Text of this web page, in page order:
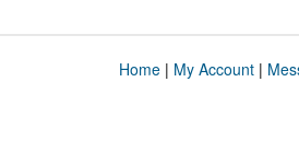
Home| My Account|